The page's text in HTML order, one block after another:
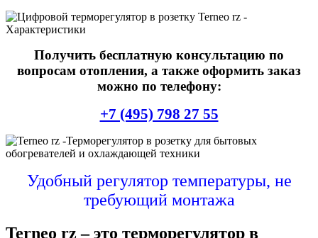
Получить бесплатную консультацию по
вопросам отопления, а также оформить заказ
можно по телефону:
+7 (495) 798 27 55
Удобный регулятор температуры, не
требующий монтажа
Terneo rz – это терморегулятор в